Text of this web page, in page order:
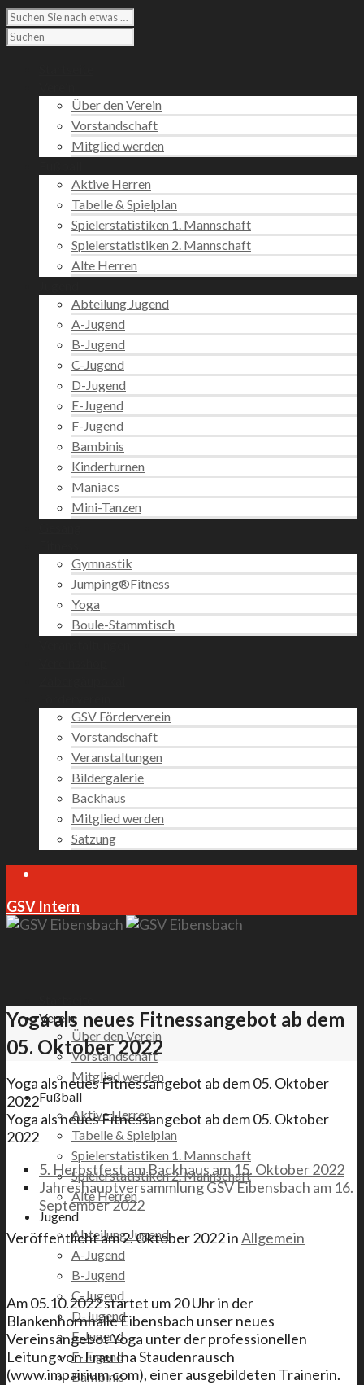
Über den Verein
Vorstandschaft
Mitglied werden
Aktive Herren
Tabelle & Spielplan
Spielerstatistiken 1. Mannschaft
Spielerstatistiken 2. Mannschaft
Alte Herren
Abteilung Jugend
A-Jugend
B-Jugend
C-Jugend
D-Jugend
E-Jugend
F-Jugend
Bambinis
Kinderturnen
Maniacs
Mini-Tanzen
Gymnastik
Jumping®Fitness
Yoga
Boule-Stammtisch
GSV Förderverein
Vorstandschaft
Veranstaltungen
Bildergalerie
Backhaus
Mitglied werden
Satzung
GSV Intern
Verein
Über den Verein
Vorstandschaft
Mitglied werden
Fußball
Aktive Herren
Tabelle & Spielplan
Spielerstatistiken 1. Mannschaft
Spielerstatistiken 2. Mannschaft
Alte Herren
Jugend
Abteilung Jugend
A-Jugend
B-Jugend
C-Jugend
D-Jugend
E-Jugend
F-Jugend
Bambinis
Yoga als neues Fitnessangebot ab dem
05. Oktober 2022
Yoga als neues Fitnessangebot ab dem 05. Oktober
2022
Yoga als neues Fitnessangebot ab dem 05. Oktober
2022
5. Herbstfest am Backhaus am 15. Oktober 2022
Jahreshauptversammlung GSV Eibensbach am 16.
September 2022
Veröffentlicht am2. Oktober 2022inAllgemein
Am 05.10.2022 startet um 20 Uhr in der
Blankenhornhalle Eibensbach unser neues
Vereinsangebot Yoga unter der professionellen
Leitung von Frau Ina Staudenrausch
(www.impairium.com), einer ausgebildeten Trainerin.